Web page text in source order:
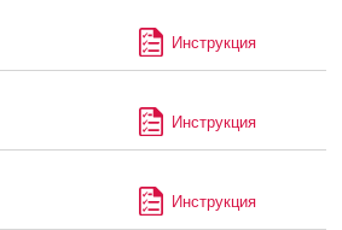
Инструкция
Инструкция
Инструкция